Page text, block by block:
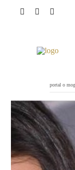
portal o